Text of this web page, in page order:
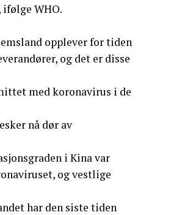
ifølge WHO.
opplever for tiden
og det er disse
med koronavirus i de
nå dør av
i Kina var
og vestlige
har den siste tiden